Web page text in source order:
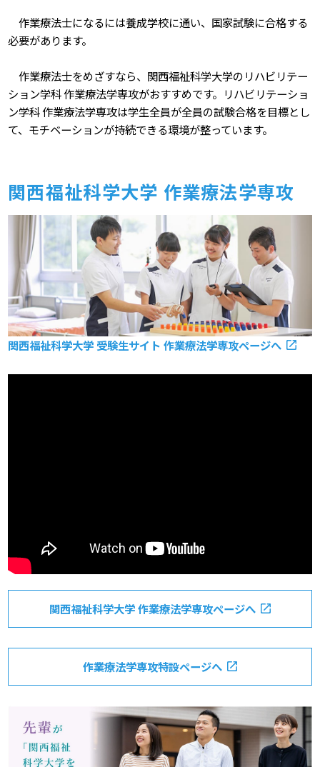
作業療法士になるには養成学校に通い、国家試験に合格する
必要があります。
作業療法士をめざすなら、関西福祉科学大学のリハビリテー
ション学科 作業療法学専攻がおすすめです。リハビリテーショ
ン学科 作業療法学専攻は学生全員が全員の試験合格を目標とし
て、モチベーションが持続できる環境が整っています。
関⻄福祉科学大学 作業療法学専攻
関西福祉科学大学 受験生サイト 作業療法学専攻ページへ
関西福祉科学大学 作業療法学専攻ページへ
作業療法学専攻特設ページへ